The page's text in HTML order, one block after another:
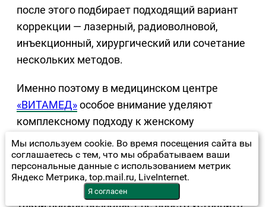
после этого подбирает подходящий вариант
коррекции — лазерный, радиоволновой,
инъекционный, хирургический или сочетание
нескольких методов.
Именно поэтому в медицинском центре
«ВИТАМЕД»особое внимание уделяют
комплексному подходу к женскому
здоровью. Здесь ведут прием врачи разных
специальностей, можно сдать анализы,
пройти УЗИ-диагностику и необходимые
лабораторные исследования в одном месте.
Такой подход позволяет не просто устранить
Мы используем cookie. Во время посещения сайта вы
соглашаетесь с тем, что мы обрабатываем ваши
персональные данные с использованием метрик
Яндекс Метрика, top.mail.ru, LiveInternet.
Я согласен